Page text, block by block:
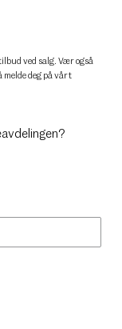
ved salg. Vær også
deg på vårt